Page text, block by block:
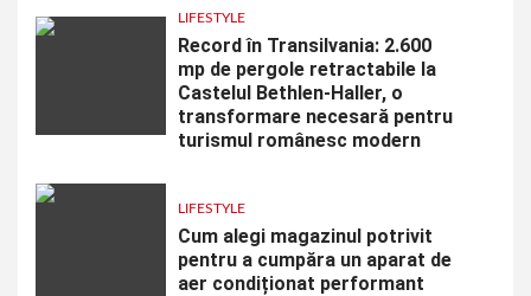
LIFESTYLE
Record în Transilvania: 2.600
mp de pergole retractabile la
Castelul Bethlen-Haller, o
transformare necesară pentru
turismul românesc modern
LIFESTYLE
Cum alegi magazinul potrivit
pentru a cumpăra un aparat de
aer condiționat performant